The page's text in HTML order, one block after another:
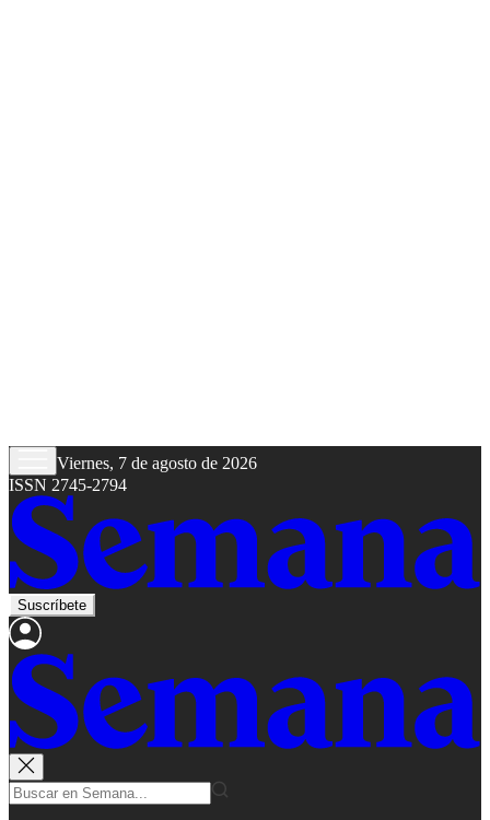
Viernes, 7 de agosto de 2026
ISSN 2745-2794
Suscríbete